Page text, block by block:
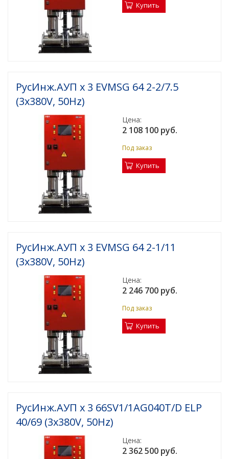
Купить
РусИнж.АУП х 3 EVMSG 64 2-2/7.5
(3x380V, 50Hz)
Цена:
2 108 100 руб.
Под заказ
Купить
РусИнж.АУП х 3 EVMSG 64 2-1/11
(3x380V, 50Hz)
Цена:
2 246 700 руб.
Под заказ
Купить
РусИнж.АУП х 3 66SV1/1AG040T/D ELP
40/69 (3x380V, 50Hz)
Цена:
2 362 500 руб.